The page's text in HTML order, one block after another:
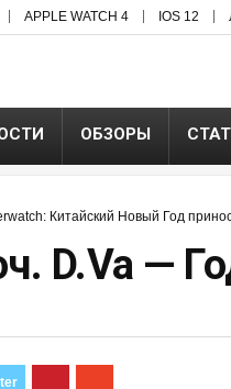
APPLE WATCH 4 IOS 12
ОБЗОРЫ
Китайский Новый Год
D.Va —